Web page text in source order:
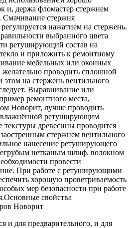
и, держа фломастер стержнем
Смачивание стержня
нажатием на стержень.
выбранного цвета
ретуширующий состав на
и приложить к ремонтному
мебельных или оконных
проводить сплошной
на стержень вентильного
Выравнивание или
ремонтного места,
Новорит, лучше проводить
ретуширующим
текстуры древесины проводится
стержнем вентильного
нанесение ретуширующего
нетканым шлиф. волокном
провести
При работе с ретуширующими
хорошую проветриваемость
мер безопасности при работе
свойства
Новорит
и для предварительного, и для